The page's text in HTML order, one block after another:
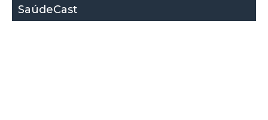
SaúdeCast